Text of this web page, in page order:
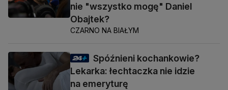
nie "wszystko mogę" Daniel
Obajtek?
CZARNO NA BIAŁYM
Spóźnieni kochankowie?
Lekarka: łechtaczka nie idzie
na emeryturę